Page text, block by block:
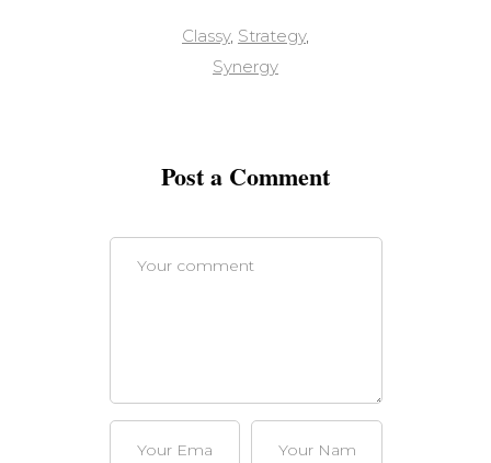
Classy, Strategy,
Synergy
Post a Comment